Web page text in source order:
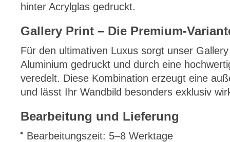
hinter Acrylglas gedruckt.
Gallery Print – Die Premium-
Für den ultimativen Luxus sorgt unser
Aluminium gedruckt und durch eine
veredelt. Diese Kombination erzeugt eine
und lässt Ihr Wandbild besonders exklusiv
Bearbeitung und Lieferung
Bearbeitungszeit: 5–8 Werktage